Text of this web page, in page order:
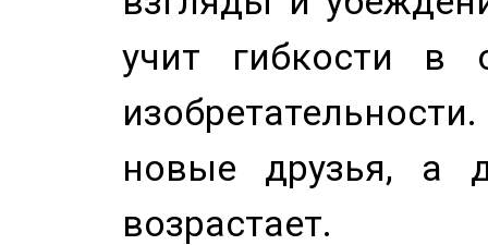
учит гибкости в
новые друзья, а
возрастает.